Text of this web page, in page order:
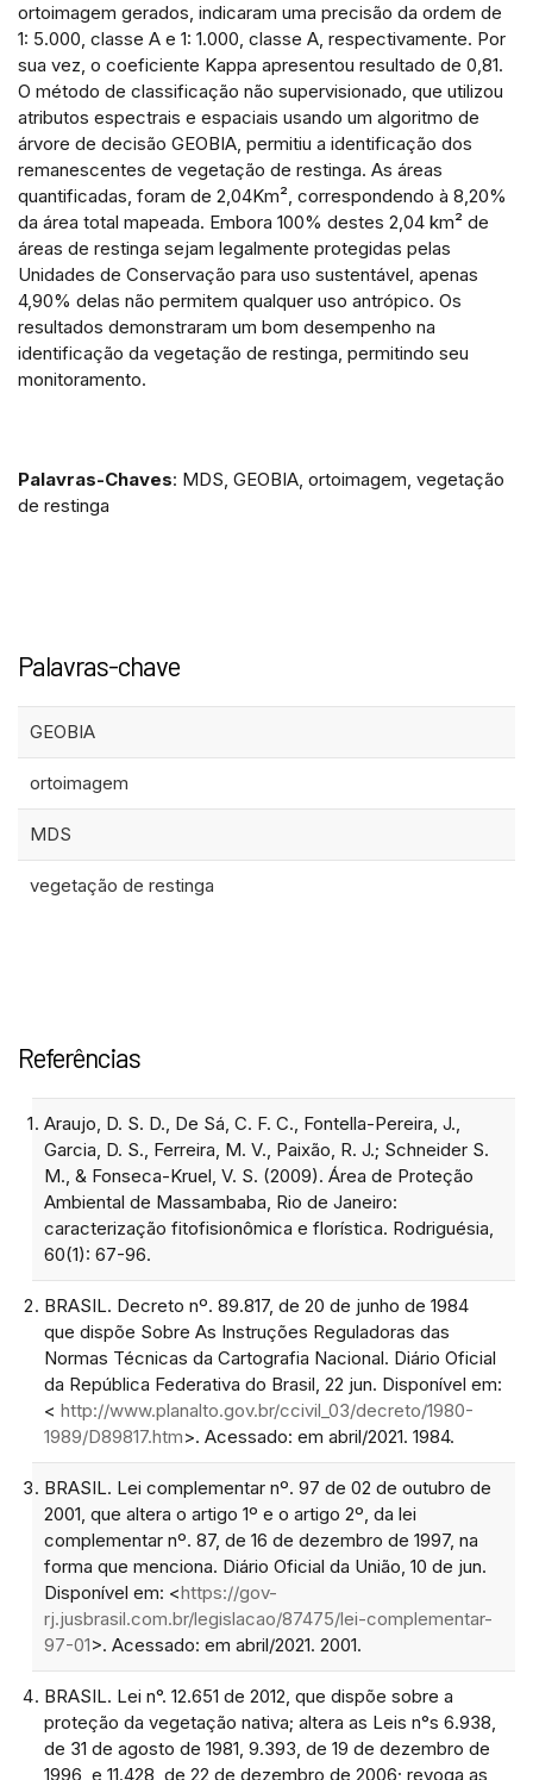
ortoimagem gerados, indicaram uma precisão da ordem de
1: 5.000, classe A e 1: 1.000, classe A, respectivamente. Por
sua vez, o coeficiente Kappa apresentou resultado de 0,81.
O método de classificação não supervisionado, que utilizou
atributos espectrais e espaciais usando um algoritmo de
árvore de decisão GEOBIA, permitiu a identificação dos
remanescentes de vegetação de restinga. As áreas
quantificadas, foram de 2,04Km², correspondendo à 8,20%
da área total mapeada. Embora 100% destes 2,04 km² de
áreas de restinga sejam legalmente protegidas pelas
Unidades de Conservação para uso sustentável, apenas
4,90% delas não permitem qualquer uso antrópico. Os
resultados demonstraram um bom desempenho na
identificação da vegetação de restinga, permitindo seu
monitoramento.
Palavras-Chaves: MDS, GEOBIA, ortoimagem, vegetação
de restinga
Palavras-chave
GEOBIA
ortoimagem
MDS
vegetação de restinga
Referências
Araujo, D. S. D., De Sá, C. F. C., Fontella-Pereira, J.,
Garcia, D. S., Ferreira, M. V., Paixão, R. J.; Schneider S.
M., & Fonseca-Kruel, V. S. (2009). Área de Proteção
Ambiental de Massambaba, Rio de Janeiro:
caracterização fitofisionômica e florística. Rodriguésia,
60(1): 67-96.
BRASIL. Decreto nº. 89.817, de 20 de junho de 1984
que dispõe Sobre As Instruções Reguladoras das
Normas Técnicas da Cartografia Nacional. Diário Oficial
da República Federativa do Brasil, 22 jun. Disponível em:
< http://www.planalto.gov.br/ccivil_03/decreto/1980-
1989/D89817.htm>. Acessado: em abril/2021. 1984.
BRASIL. Lei complementar nº. 97 de 02 de outubro de
2001, que altera o artigo 1º e o artigo 2º, da lei
complementar nº. 87, de 16 de dezembro de 1997, na
forma que menciona. Diário Oficial da União, 10 de jun.
Disponível em: <https://gov-
rj.jusbrasil.com.br/legislacao/87475/lei-complementar-
97-01>. Acessado: em abril/2021. 2001.
BRASIL. Lei n°. 12.651 de 2012, que dispõe sobre a
proteção da vegetação nativa; altera as Leis n°s 6.938,
de 31 de agosto de 1981, 9.393, de 19 de dezembro de
1996, e 11.428, de 22 de dezembro de 2006; revoga as